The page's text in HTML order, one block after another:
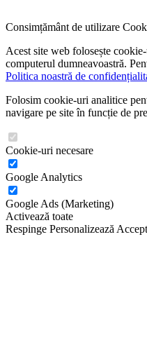
Consimțământ de utilizare
Acest site web folosește
computerul dumneavoastră.
Politica noastră de
Folosim cookie-uri analitice
navigare pe site în funcție de
Cookie-uri necesare
Google Analytics
Google Ads (Marketing)
Activează toate
Respinge Personalizează